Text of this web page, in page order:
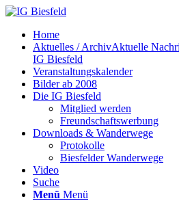
Home
Aktuelles / ArchivAktuelle
IG Biesfeld
Veranstaltungskalender
Bilder ab 2008
Die IG Biesfeld
Mitglied werden
Freundschaftswerbung
Downloads & Wanderwege
Protokolle
Biesfelder Wanderwege
Video
Suche
Menü Menü